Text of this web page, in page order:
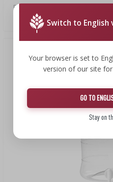
Butelka na piwo 500 ml - zgrzewka 8
1,75 PLN/szt.Switch to English
Your browser is set to
version of our site
GO TO
Stay on